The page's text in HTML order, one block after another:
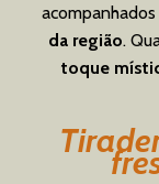
da região.
toque